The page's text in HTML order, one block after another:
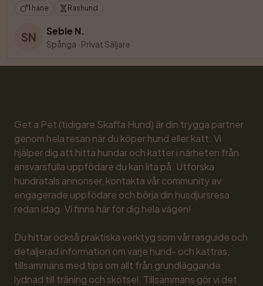
1 hane Rashund
SN Seble N.
Spånga · Privat Säljare
Get a Pet (tidigare Skaffa Hund) är din trygga partner
genom hela resan när du köper hund eller katt. Vi
hjälper dig att hitta hundar och katter i närheten från
ansvarsfulla uppfödare du kan lita på. Utforska
hundratals annonser, kontakta vår community av
engagerade uppfödare och börja din husdjursresa
redan idag. Vi finns här för dig hela vägen!
Du hittar också praktiska verktyg som vår rasguide och
detaljerad information om varje hund- och kattras,
tillsammans med tips om allt från grundläggande
lydnad till träning och skötsel. Tillsammans gör vi det